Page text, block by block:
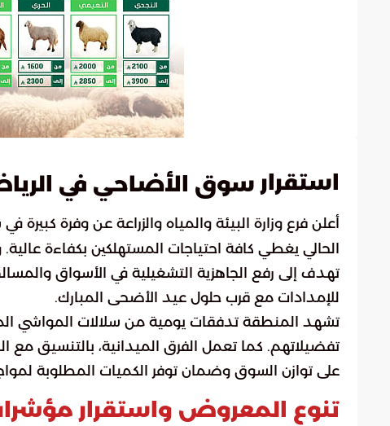
استقرار سوق الأضاحي في
أعلن فرع وزارة البيئة والمياه والزراعة عن وفرة كبيرة في
الحالي يغطي كافة احتياجات المستهلكين بكفاءة عالية.
تهدف إلى رفع الجاهزية التشغيلية في الأسواق
للإمدادات مع قرب حلول عيد الأضحى المبارك.
تشهد المنطقة تدفقات يومية من سلالات المواشي
تفضيلاتهم. كما تعمل الفرق الميدانية، بالتنسيق مع
على توازن السوق وضمان توفر الكميات المطلوبة
تنوع المعروض واستقرار